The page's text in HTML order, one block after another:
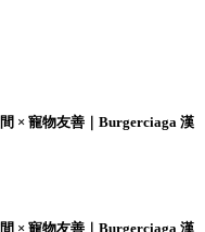
× 寵物友善｜Burgerciaga 漢
× 寵物友善｜Burgerciaga 漢